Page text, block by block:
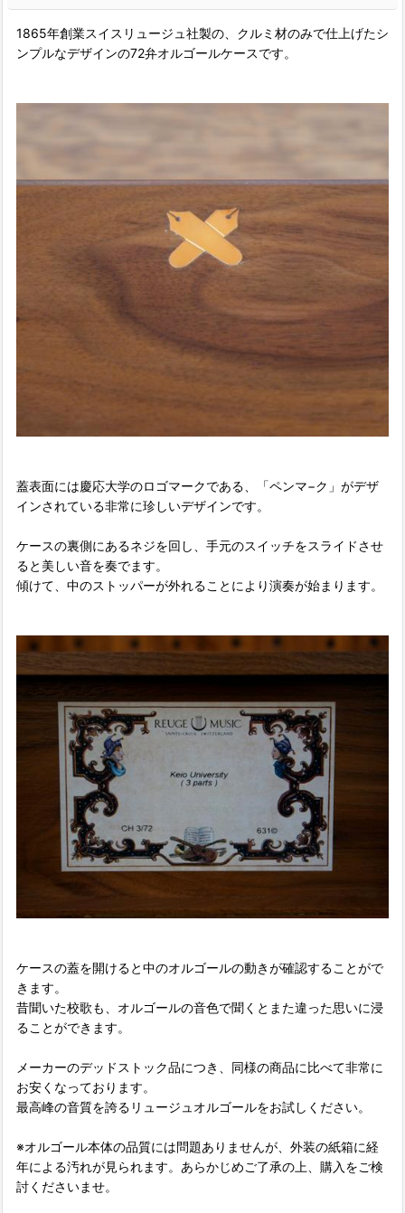
1865年創業スイスリュージュ社製の、クルミ材のみで仕上げたシ
ンプルなデザインの72弁オルゴールケースです。
蓋表面には慶応大学のロゴマークである、「ペンマ−ク」がデザ
インされている非常に珍しいデザインです。
ケースの裏側にあるネジを回し、手元のスイッチをスライドさせ
ると美しい音を奏でます。
傾けて、中のストッパーが外れることにより演奏が始まります。
ケースの蓋を開けると中のオルゴールの動きが確認することがで
きます。
昔聞いた校歌も、オルゴールの音色で聞くとまた違った思いに浸
ることができます。
メーカーのデッドストック品につき、同様の商品に比べて非常に
お安くなっております。
最高峰の音質を誇るリュージュオルゴールをお試しください。
※オルゴール本体の品質には問題ありませんが、外装の紙箱に経
年による汚れが見られます。あらかじめご了承の上、購入をご検
討くださいませ。